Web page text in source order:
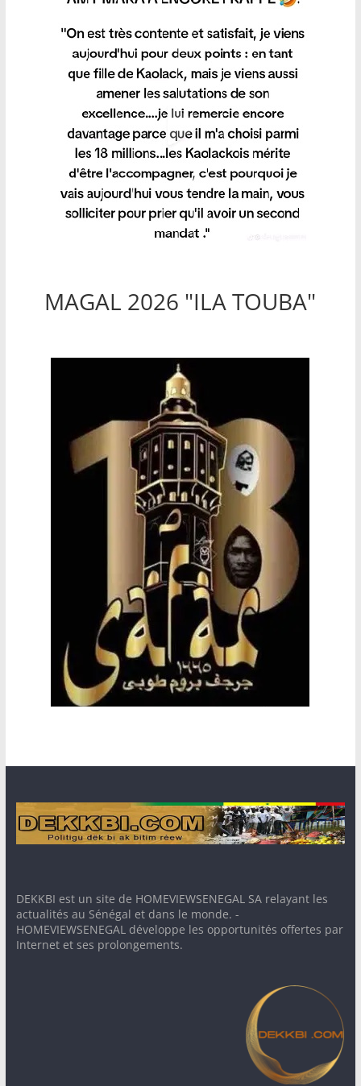
MAGAL 2026 "ILA TOUBA"
DEKKBI est un site de HOMEVIEWSENEGAL SA relayant les
actualités au Sénégal et dans le monde. -
HOMEVIEWSENEGAL développe les opportunités offertes par
Internet et ses prolongements.